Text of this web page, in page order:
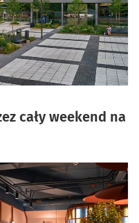
cały weekend na